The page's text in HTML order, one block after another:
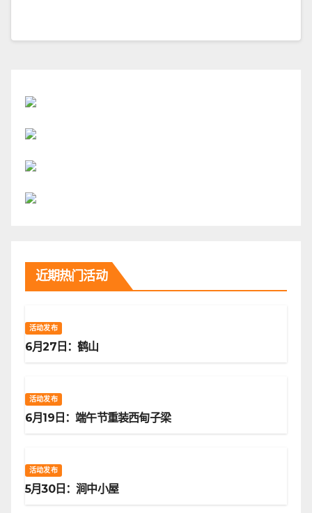
近期热门活动
活动发布
6月27日：鹤山
活动发布
6月19日：端午节重装西甸子梁
活动发布
5月30日：涧中小屋